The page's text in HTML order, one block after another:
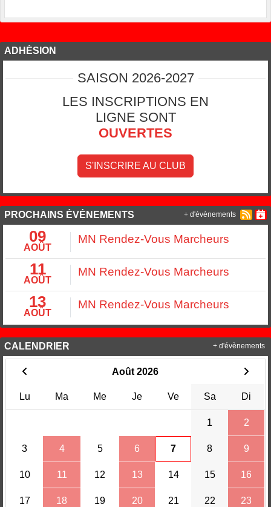
ADHÉSION
SAISON 2026-2027
LES INSCRIPTIONS EN
LIGNE SONT
OUVERTES
S'INSCRIRE AU CLUB
PROCHAINS ÉVÉNEMENTS
09
AOÛT
MN Rendez-Vous Marcheurs
11
AOÛT
MN Rendez-Vous Marcheurs
13
AOÛT
MN Rendez-Vous Marcheurs
+ d'évènements
CALENDRIER
Août 2026
Lu Ma Me Je Ve Sa Di
1 2
3 4 5 6 7 8 9
10 11 12 13 14 15 16
17 18 19 20 21 22 23
+ d'évènements